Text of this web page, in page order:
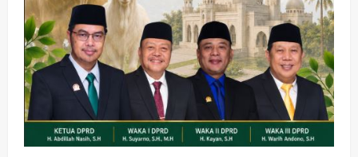
2
Memanaskan Mesin Menuju Piala
Soccer
wartanusa 5 Agustus 2026
3
Ekonomi Hiburan Pemerintahan
HOT NEWS: Ribuan Warga Wage
Tumplek Blek di Bazar Rakyat Jalan
Jambu, Borong Kuliner UMKM Sambil
Nonton Jaranan!